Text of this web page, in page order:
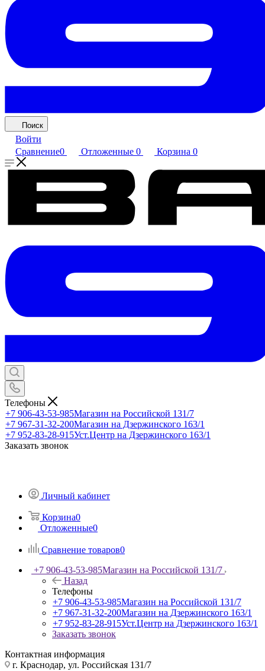
Поиск
Войти
Сравнение0 Отложенные 0 Корзина 0
Телефоны
+7 906-43-53-985Магазин на Российской 131/7
+7 967-31-32-200Магазин на Дзержинского 163/1
+7 952-83-28-915Уст.Центр на Дзержинского 163/1
Заказать звонок
Личный кабинет
Корзина0
Отложенные0
Сравнение товаров0
+7 906-43-53-985Магазин на Российской 131/7
Назад
Телефоны
+7 906-43-53-985Магазин на Российской 131/7
+7 967-31-32-200Магазин на Дзержинского 163/1
+7 952-83-28-915Уст.Центр на Дзержинского 163/1
Заказать звонок
Контактная информация
г. Краснодар, ул. Российская 131/7